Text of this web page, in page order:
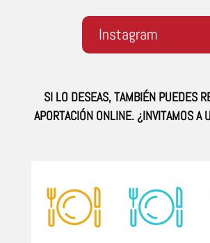
Instagram
SI LO DESEAS, TAMBIÉN PUEDES
APORTACIÓN ONLINE. ¿INVITAMOS A